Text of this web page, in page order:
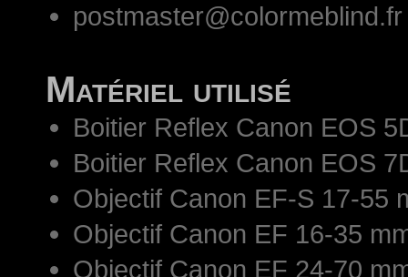
postmaster@colormeblind.fr
Matériel utilisé
Boitier Reflex Canon EOS
Boitier Reflex Canon EOS
Objectif Canon EF-S 17-55
Objectif Canon EF 16-35
Objectif Canon EF 24-70